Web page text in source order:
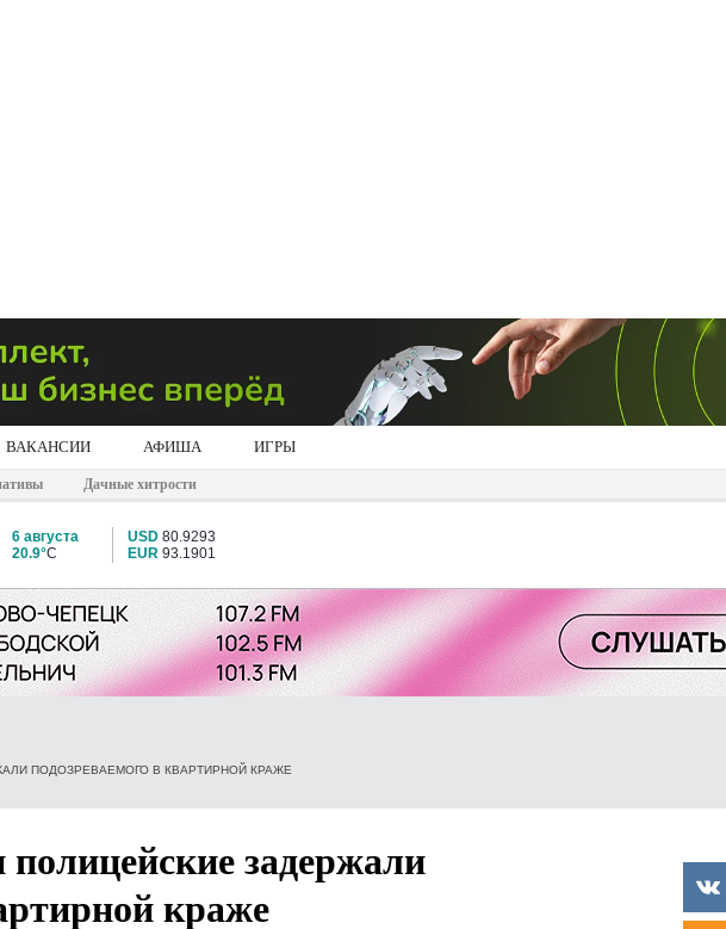
ВАКАНСИИ АФИША ИГРЫ
Дачные хитрости
6 августа
20.9°C
USD 80.9293
EUR 93.1901
ПОДОЗРЕВАЕМОГО В КВАРТИРНОЙ КРАЖЕ
задержали
краже